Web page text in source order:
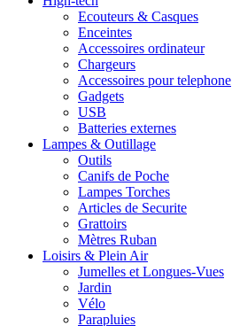
Ecouteurs & Casques
Enceintes
Accessoires ordinateur
Chargeurs
Accessoires pour telephone
Gadgets
USB
Batteries externes
Lampes & Outillage
Outils
Canifs de Poche
Lampes Torches
Articles de Securite
Grattoirs
Mètres Ruban
Loisirs & Plein Air
Jumelles et Longues-Vues
Jardin
Vélo
Parapluies